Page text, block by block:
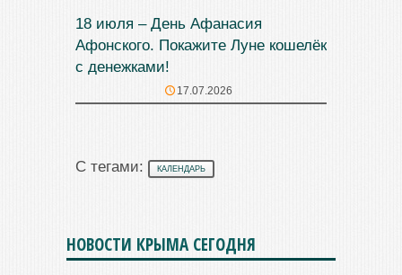
18 июля – День Афанасия
Афонского. Покажите Луне кошелёк
с денежками!
17.07.2026
С тегами: КАЛЕНДАРЬ
НОВОСТИ КРЫМА СЕГОДНЯ